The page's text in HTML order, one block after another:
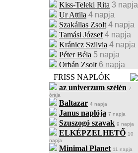
Kiss-Teleki Rita 3 napja
Ur Attila 4 napja
Szakállas Zsolt 4 napja
Tamási József 4 napja
Kránicz Szilvia 4 napja
Péter Béla 5 napja
Orbán Zsolt 6 napja
FRISS NAPLÓK
az univerzum szélén 7
órája
Baltazar 4 napja
Janus naplója 7 napja
Szuszogó szavak 9 napja
ELKÉPZELHETŐ 10
napja
Minimal Planet 11 napja